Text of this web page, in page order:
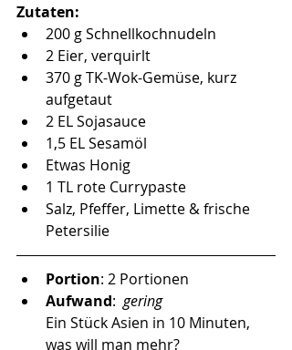
Zutaten:
200 g Schnellkochnudeln
2 Eier, verquirlt
370 g TK-Wok-Gemüse, kurz
aufgetaut
2 EL Sojasauce
1,5 EL Sesamöl
Etwas Honig
1 TL rote Currypaste
Salz, Pfeffer, Limette & frische
Petersilie
Portion: 2 Portionen
Aufwand: gering
Ein Stück Asien in 10 Minuten,
was will man mehr?